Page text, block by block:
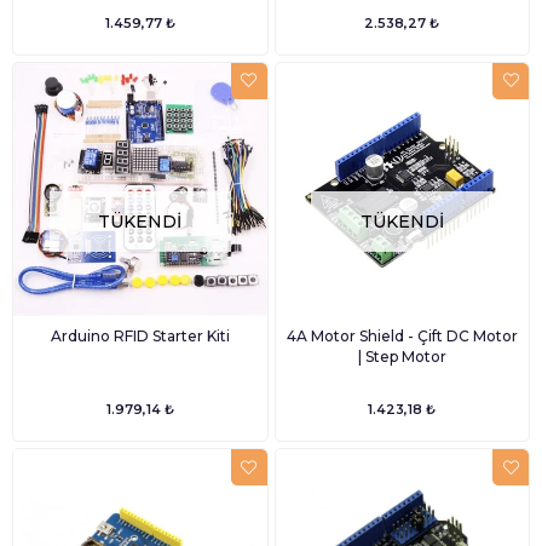
1.459,77 ₺ 2.538,27 ₺
TÜKENDI
Arduino RFID Starter Kiti
1.979,14 ₺
TÜKENDI
4A Motor Shield - Çift DC Motor
| Step Motor
1.423,18 ₺